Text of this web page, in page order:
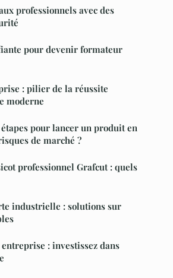
professionnels avec des
pour devenir formateur
: pilier de la réussite
moderne
pour lancer un produit en
de marché ?
professionnel Grafcut : quels
industrielle : solutions sur
: investissez dans